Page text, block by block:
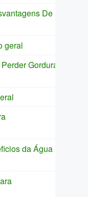
De
geral
Gordura
da Água